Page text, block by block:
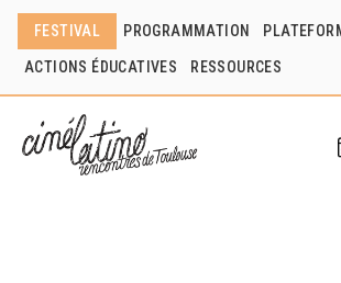
FESTIVAL PROGRAMMATION
ACTIONS ÉDUCATIVES RESSOURCES